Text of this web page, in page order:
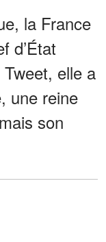
la France
d’État
elle a
une reine
son